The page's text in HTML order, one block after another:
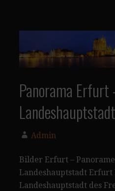
Panorama Erfurt
Admin
Bilder Erfurt –
Landeshauptstadt Erfurt
Landeshauptstadt des